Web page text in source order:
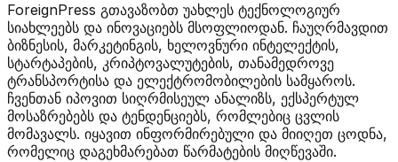
ForeignPress გთავაზობთ უახლეს ტექნოლოგიურ
სიახლეებს და ინოვაციებს მსოფლიოდან. ჩაუღრმავდით
ბიზნესის, მარკეტინგის, ხელოვნური ინტელექტის,
სტარტაპების, კრიპტოვალუტების, თანამედროვე
ტრანსპორტისა და ელექტრომობილების სამყაროს.
ჩვენთან იპოვით სიღრმისეულ ანალიზს, ექსპერტულ
მოსაზრებებს და ტენდენციებს, რომლებიც ცვლის
მომავალს. იყავით ინფორმირებული და მიიღეთ ცოდნა,
რომელიც დაგეხმარებათ წარმატების მიღწევაში.